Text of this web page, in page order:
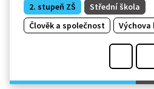
2. stupeň ZŠ
Střední škola
Člověk a společnost
Výchova